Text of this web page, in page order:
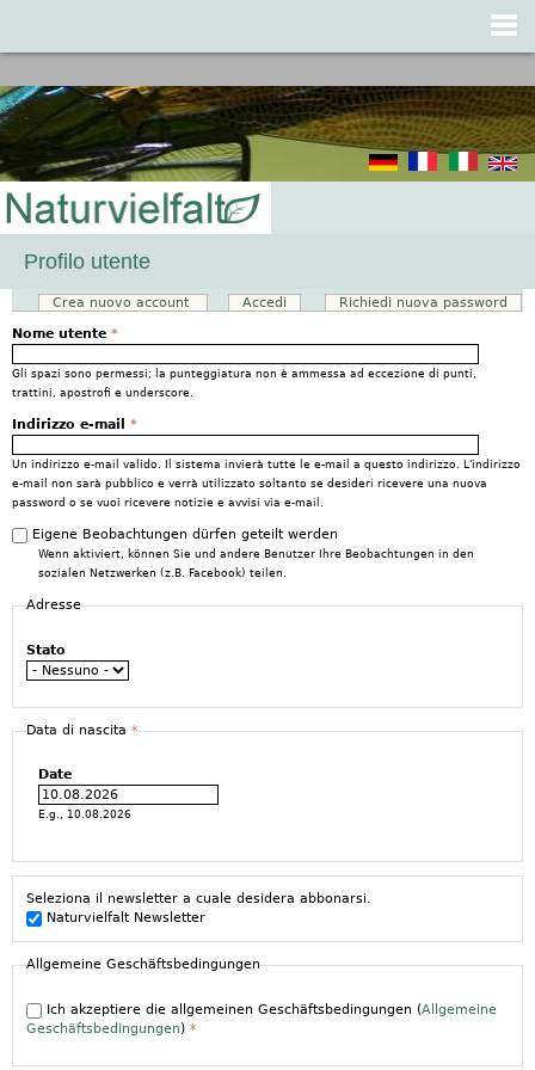
Profilo utente
Schede primarie
Crea nuovo account (scheda attiva)
Accedi
Richiedi nuova password
Nome utente *
Gli spazi sono permessi; la punteggiatura non è ammessa ad eccezione di punti,
trattini, apostrofi e underscore.
Indirizzo e-mail *
Un indirizzo e-mail valido. Il sistema invierà tutte le e-mail a questo indirizzo. L'indirizzo
e-mail non sarà pubblico e verrà utilizzato soltanto se desideri ricevere una nuova
password o se vuoi ricevere notizie e avvisi via e-mail.
Eigene Beobachtungen dürfen geteilt werden
Wenn aktiviert, können Sie und andere Benutzer Ihre Beobachtungen in den
sozialen Netzwerken (z.B. Facebook) teilen.
Adresse
Stato
Data di nascita *
Date
E.g., 10.08.2026
Seleziona il newsletter a cuale desidera abbonarsi.
Naturvielfalt Newsletter
Allgemeine Geschäftsbedingungen
Ich akzeptiere die allgemeinen Geschäftsbedingungen (Allgemeine
Geschäftsbedingungen) *